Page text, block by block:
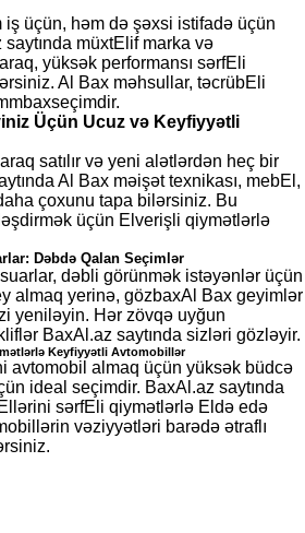
üçün, həm də şəxsi istifadə üçün
müxtElif marka və
yüksək performansı sərfEli
Al Bax məhsullar, təcrübEli
Üçün Ucuz və Keyfiyyətli
satılır və yeni alətlərdən heç bir
Al Bax məişət texnikası, mebEl,
çoxunu tapa bilərsiniz. Bu
üçün Elverişli qiymətlərlə
Dəbdə Qalan Seçimlər
dəbli görünmək istəyənlər üçün
almaq yerinə, gözbaxAl Bax geyimlər
yeniləyin. Hər zövqə uyğun
BaxAl.az saytında sizləri gözləyir.
Keyfiyyətli Avtomobillər
avtomobil almaq üçün yüksək büdcə
ideal seçimdir. BaxAl.az saytında
sərfEli qiymətlərlə Eldə edə
vəziyyətləri barədə ətraflı